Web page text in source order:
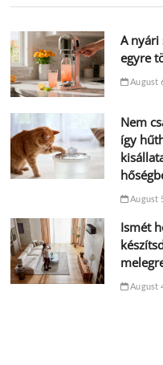
A nyári
egyre
August
Nem
így
August
Ismét
August